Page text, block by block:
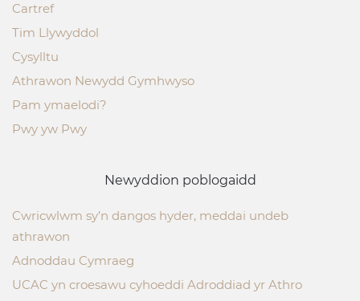
Cartref
Tim Llywyddol
Cysylltu
Athrawon Newydd Gymhwyso
Pam ymaelodi?
Pwy yw Pwy
Newyddion poblogaidd
Cwricwlwm sy’n dangos hyder, meddai undeb
athrawon
Adnoddau Cymraeg
UCAC yn croesawu cyhoeddi Adroddiad yr Athro